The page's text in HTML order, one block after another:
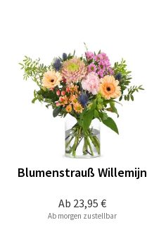
Ab 23,95 €
Blumenstrauß Willemijn
Ab morgen zustellbar